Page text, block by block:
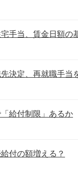
手当、賃金日額の
決定、再就職手当
給付制限」あるか
付の額増える？